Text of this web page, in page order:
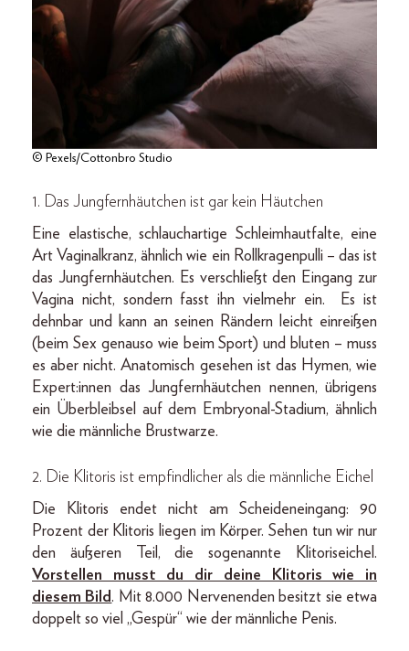
© Pexels/Cottonbro Studio
1. Das Jungfernhäutchen ist gar kein Häutchen
Eine elastische, schlauchartige Schleimhautfalte, eine
Art Vaginalkranz, ähnlich wie ein Rollkragenpulli – das ist
das Jungfernhäutchen. Es verschließt den Eingang zur
Vagina nicht, sondern fasst ihn vielmehr ein. Es ist
dehnbar und kann an seinen Rändern leicht einreißen
(beim Sex genauso wie beim Sport) und bluten – muss
es aber nicht. Anatomisch gesehen ist das Hymen, wie
Expert:innen das Jungfernhäutchen nennen, übrigens
ein Überbleibsel auf dem Embryonal-Stadium, ähnlich
wie die männliche Brustwarze.
2. Die Klitoris ist empfindlicher als die männliche Eichel
Die Klitoris endet nicht am Scheideneingang: 90
Prozent der Klitoris liegen im Körper. Sehen tun wir nur
den äußeren Teil, die sogenannte Klitoriseichel.
Vorstellen musst du dir deine Klitoris wie in
diesem Bild. Mit 8.000 Nervenenden besitzt sie etwa
doppelt so viel „Gespür“ wie der männliche Penis.